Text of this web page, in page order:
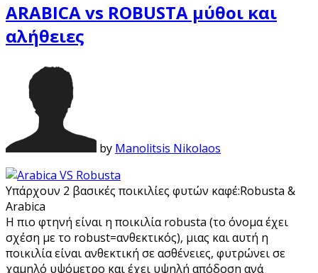
ARABICA vs ROBUSTA μύθοι και
αλήθειες
by Manolitsis Nikolaos
Υπάρχουν 2 βασικές ποικιλίες φυτών καφέ:Robusta &
Arabica
H πιο φτηνή είναι η ποικιλία robusta (το όνομα έχει
σχέση με το robust=ανθεκτικός), μιας και αυτή η
ποικιλία είναι ανθεκτική σε ασθένειες, φυτρώνει σε
χαμηλό υψόμετρο και έχει υψηλή απόδοση ανά